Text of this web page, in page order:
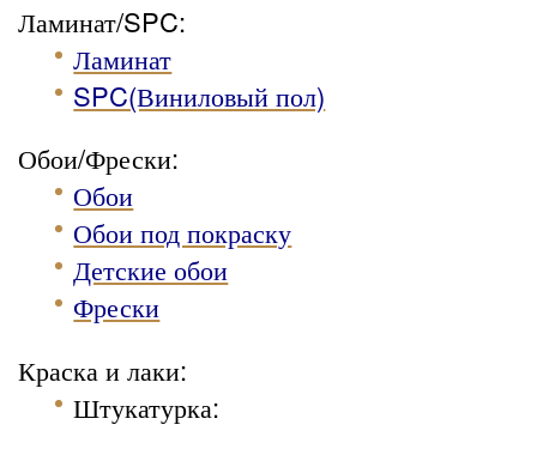
Ламинат/SPC:
Ламинат
SPC(Виниловый пол)
Обои/Фрески:
Обои
Обои под покраску
Детские обои
Фрески
Краска и лаки:
Штукатурка: